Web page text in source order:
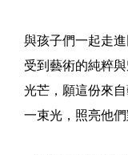
與孩子們一起走
受到藝術的純粹
光芒，願這份來
一束光，照亮他們